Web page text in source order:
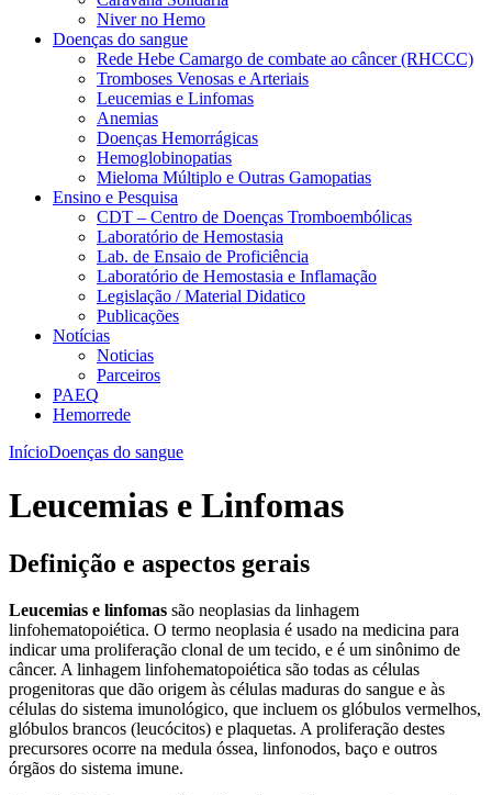
Niver no Hemo
Doenças do sangue
Rede Hebe Camargo de combate ao câncer (RHCCC)
Tromboses Venosas e Arteriais
Leucemias e Linfomas
Anemias
Doenças Hemorrágicas
Hemoglobinopatias
Mieloma Múltiplo e Outras Gamopatias
Ensino e Pesquisa
CDT – Centro de Doenças Tromboembólicas
Laboratório de Hemostasia
Lab. de Ensaio de Proficiência
Laboratório de Hemostasia e Inflamação
Legislação / Material Didatico
Publicações
Notícias
Noticias
Parceiros
PAEQ
Hemorrede
InícioDoenças do sangue
Leucemias e Linfomas
Definição e aspectos gerais
Leucemias e linfomas são neoplasias da linhagem
linfohematopoiética. O termo neoplasia é usado na medicina para
indicar uma proliferação clonal de um tecido, e é um sinônimo de
câncer. A linhagem linfohematopoiética são todas as células
progenitoras que dão origem às células maduras do sangue e às
células do sistema imunológico, que incluem os glóbulos vermelhos,
glóbulos brancos (leucócitos) e plaquetas. A proliferação destes
precursores ocorre na medula óssea, linfonodos, baço e outros
órgãos do sistema imune.